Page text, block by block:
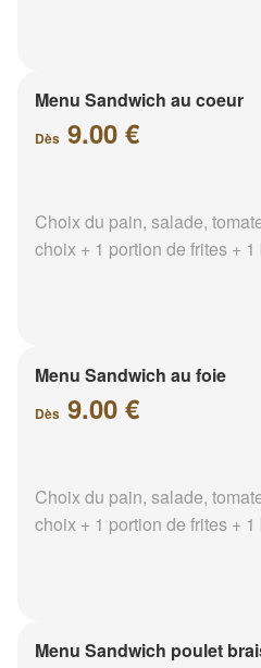
Menu Sandwich au coeur
Dès 9.00 €
Choix du pain, salade,
choix + 1 portion de frites +
Menu Sandwich au foie
Dès 9.00 €
Choix du pain, salade,
choix + 1 portion de frites +
Menu Sandwich poulet